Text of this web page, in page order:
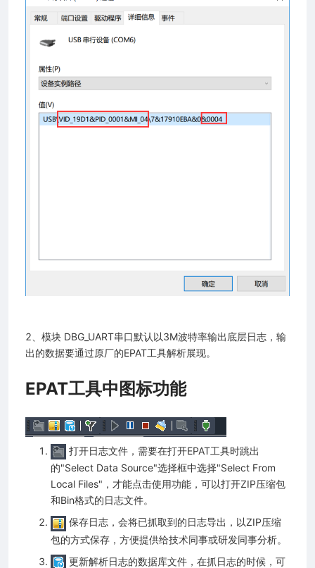
2、模块 DBG_UART串口默认以3M波特率输出底层日志，输
出的数据要通过原厂的EPAT工具解析展现。
EPAT工具中图标功能
打开日志文件，需要在打开EPAT工具时跳出
的"Select Data Source"选择框中选择"Select From
Local Files"，才能点击使用功能，可以打开ZIP压缩包
和Bin格式的日志文件。
保存日志，会将已抓取到的日志导出，以ZIP压缩
包的方式保存，方便提供给技术同事或研发同事分析。
更新解析日志的数据库文件，在抓日志的时候，可